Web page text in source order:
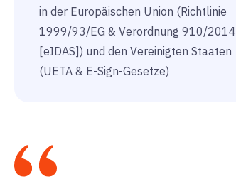
in der Europäischen Union (Richtlinie
1999/93/EG & Verordnung 910/2014
[eIDAS]) und den Vereinigten Staaten
(UETA & E-Sign-Gesetze)